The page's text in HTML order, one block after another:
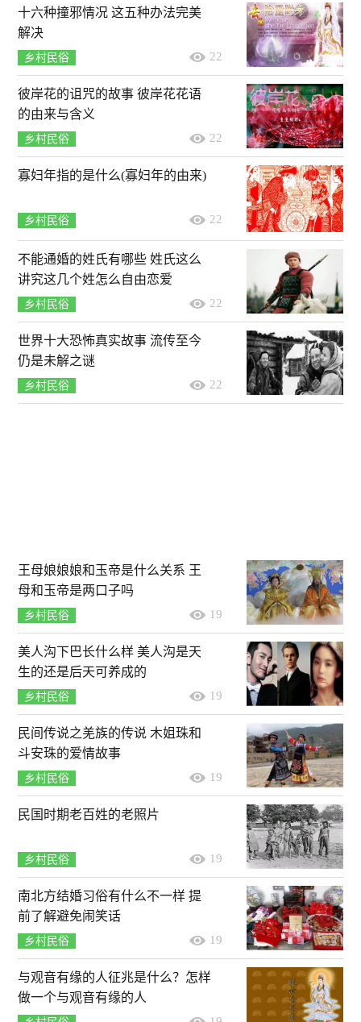
十六种撞邪情况 这五种办法完美
解决
乡村民俗 22
彼岸花的诅咒的故事 彼岸花花语
的由来与含义
乡村民俗 22
寡妇年指的是什么(寡妇年的由来)
乡村民俗 22
不能通婚的姓氏有哪些 姓氏这么
讲究这几个姓怎么自由恋爱
乡村民俗 22
世界十大恐怖真实故事 流传至今
仍是未解之谜
乡村民俗 22
王母娘娘娘和玉帝是什么关系 王
母和玉帝是两口子吗
乡村民俗 19
美人沟下巴长什么样 美人沟是天
生的还是后天可养成的
乡村民俗 19
民间传说之羌族的传说 木姐珠和
斗安珠的爱情故事
乡村民俗 19
民国时期老百姓的老照片
乡村民俗 19
南北方结婚习俗有什么不一样 提
前了解避免闹笑话
乡村民俗 19
与观音有缘的人征兆是什么？怎样
做一个与观音有缘的人